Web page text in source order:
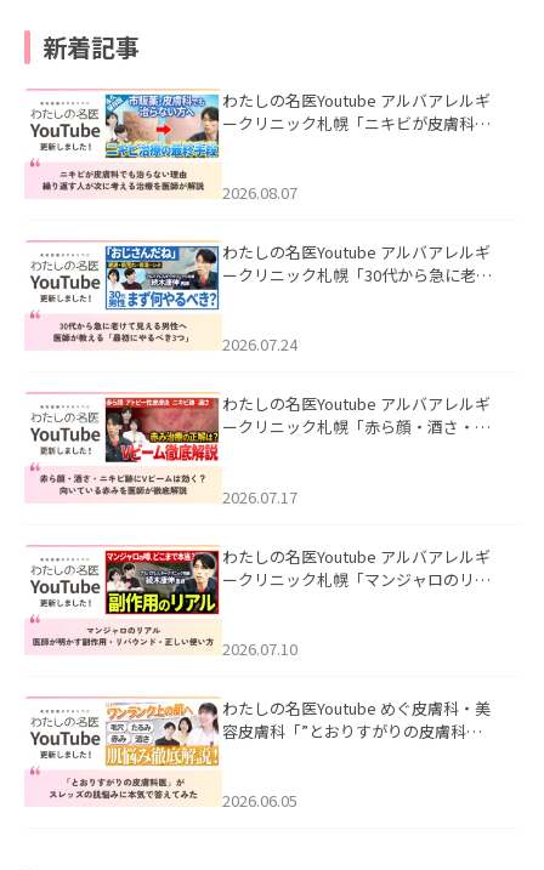
新着記事
わたしの名医Youtube アルバアレルギ
ークリニック札幌「ニキビが皮膚科で
ました。
2026.08.07
わたしの名医Youtube アルバアレルギ
ークリニック札幌「30代から急に老け
た。
2026.07.24
わたしの名医Youtube アルバアレルギ
ークリニック札幌「赤ら顔・酒さ・ニ
した。
2026.07.17
わたしの名医Youtube アルバアレルギ
ークリニック札幌「マンジャロのリア
た。
2026.07.10
わたしの名医Youtube めぐ皮膚科・美
容皮膚科「”とおりすがりの皮膚科
2026.06.05